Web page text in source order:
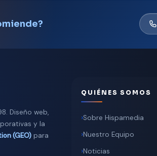
Diseño web,
y la
(GEO) para
QUIÉNES SOMOS
Sobre Hispamedia
Nuestro Equipo
Noticias